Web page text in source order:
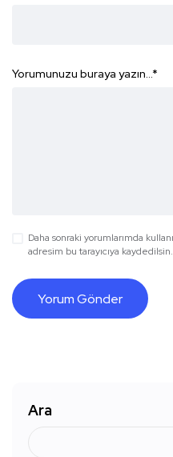
Yorumunuzu buraya yazın...*
Daha sonraki yorumlarımda
adresim bu tarayıcıya kaydedilsin.
Ara